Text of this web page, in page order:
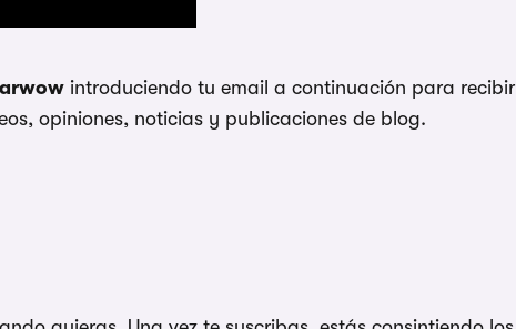
introduciendo tu email a continuación para recibir
opiniones, noticias y publicaciones de blog.